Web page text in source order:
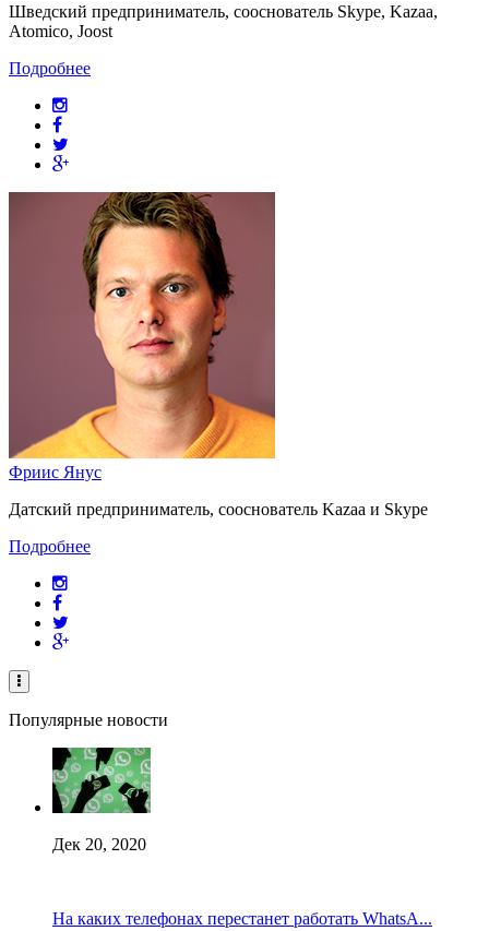
Шведский предприниматель, сооснователь Skype, Kazaa,
Atomico, Joost
Подробнее
Фриис Янус
Датский предприниматель, сооснователь Kazaa и Skype
Подробнее
Популярные новости
Дек 20, 2020
На каких телефонах перестанет работать WhatsA...